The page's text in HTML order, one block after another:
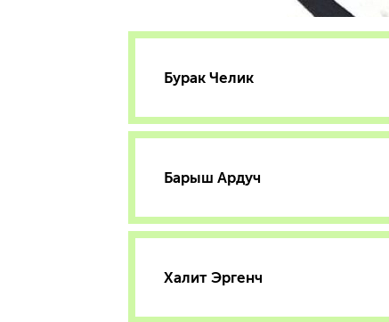
Бурак Челик
Барыш Ардуч
Халит Эргенч